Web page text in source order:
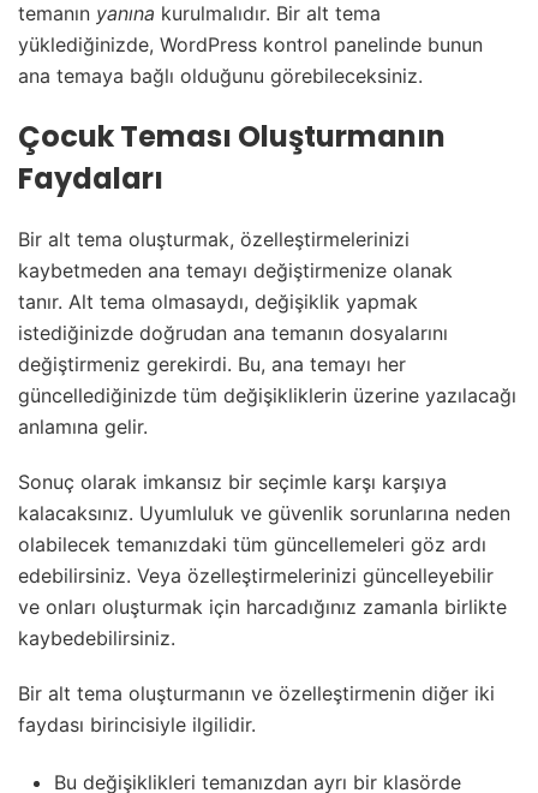
temanın yanına kurulmalıdır. Bir alt tema
yüklediğinizde, WordPress kontrol panelinde bunun
ana temaya bağlı olduğunu görebileceksiniz.
Çocuk Teması Oluşturmanın
Faydaları
Bir alt tema oluşturmak, özelleştirmelerinizi
kaybetmeden ana temayı değiştirmenize olanak
tanır. Alt tema olmasaydı, değişiklik yapmak
istediğinizde doğrudan ana temanın dosyalarını
değiştirmeniz gerekirdi. Bu, ana temayı her
güncellediğinizde tüm değişikliklerin üzerine yazılacağı
anlamına gelir.
Sonuç olarak imkansız bir seçimle karşı karşıya
kalacaksınız. Uyumluluk ve güvenlik sorunlarına neden
olabilecek temanızdaki tüm güncellemeleri göz ardı
edebilirsiniz. Veya özelleştirmelerinizi güncelleyebilir
ve onları oluşturmak için harcadığınız zamanla birlikte
kaybedebilirsiniz.
Bir alt tema oluşturmanın ve özelleştirmenin diğer iki
faydası birincisiyle ilgilidir.
Bu değişiklikleri temanızdan ayrı bir klasörde